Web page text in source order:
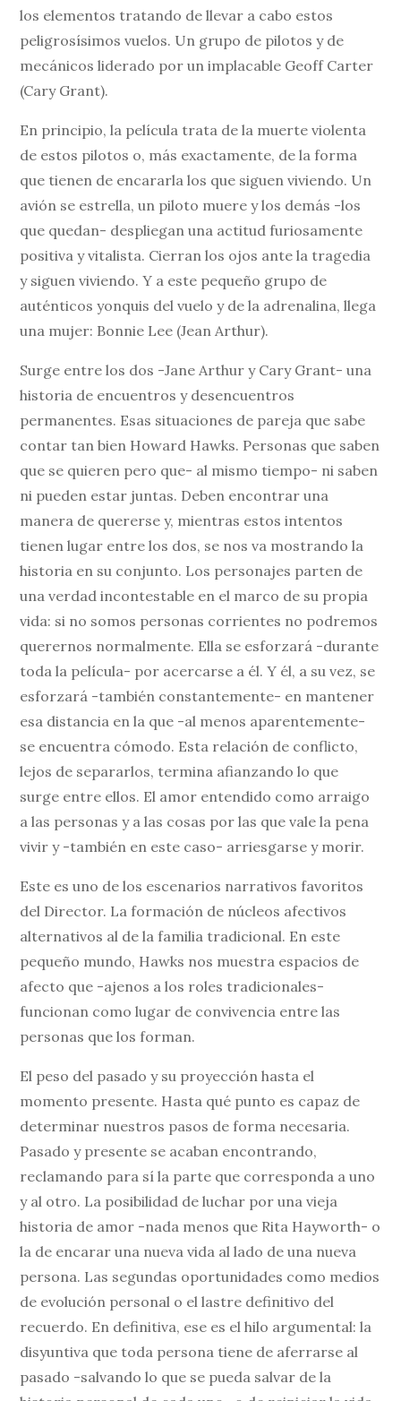
los elementos tratando de llevar a cabo estos
peligrosísimos vuelos. Un grupo de pilotos y de
mecánicos liderado por un implacable Geoff Carter
(Cary Grant).
En principio, la película trata de la muerte violenta
de estos pilotos o, más exactamente, de la forma
que tienen de encararla los que siguen viviendo. Un
avión se estrella, un piloto muere y los demás -los
que quedan- despliegan una actitud furiosamente
positiva y vitalista. Cierran los ojos ante la tragedia
y siguen viviendo. Y a este pequeño grupo de
auténticos yonquis del vuelo y de la adrenalina, llega
una mujer: Bonnie Lee (Jean Arthur).
Surge entre los dos -Jane Arthur y Cary Grant- una
historia de encuentros y desencuentros
permanentes. Esas situaciones de pareja que sabe
contar tan bien Howard Hawks. Personas que saben
que se quieren pero que- al mismo tiempo- ni saben
ni pueden estar juntas. Deben encontrar una
manera de quererse y, mientras estos intentos
tienen lugar entre los dos, se nos va mostrando la
historia en su conjunto. Los personajes parten de
una verdad incontestable en el marco de su propia
vida: si no somos personas corrientes no podremos
querernos normalmente. Ella se esforzará -durante
toda la película- por acercarse a él. Y él, a su vez, se
esforzará -también constantemente- en mantener
esa distancia en la que -al menos aparentemente-
se encuentra cómodo. Esta relación de conflicto,
lejos de separarlos, termina afianzando lo que
surge entre ellos. El amor entendido como arraigo
a las personas y a las cosas por las que vale la pena
vivir y -también en este caso- arriesgarse y morir.
Este es uno de los escenarios narrativos favoritos
del Director. La formación de núcleos afectivos
alternativos al de la familia tradicional. En este
pequeño mundo, Hawks nos muestra espacios de
afecto que -ajenos a los roles tradicionales-
funcionan como lugar de convivencia entre las
personas que los forman.
El peso del pasado y su proyección hasta el
momento presente. Hasta qué punto es capaz de
determinar nuestros pasos de forma necesaria.
Pasado y presente se acaban encontrando,
reclamando para sí la parte que corresponda a uno
y al otro. La posibilidad de luchar por una vieja
historia de amor -nada menos que Rita Hayworth- o
la de encarar una nueva vida al lado de una nueva
persona. Las segundas oportunidades como medios
de evolución personal o el lastre definitivo del
recuerdo. En definitiva, ese es el hilo argumental: la
disyuntiva que toda persona tiene de aferrarse al
pasado -salvando lo que se pueda salvar de la